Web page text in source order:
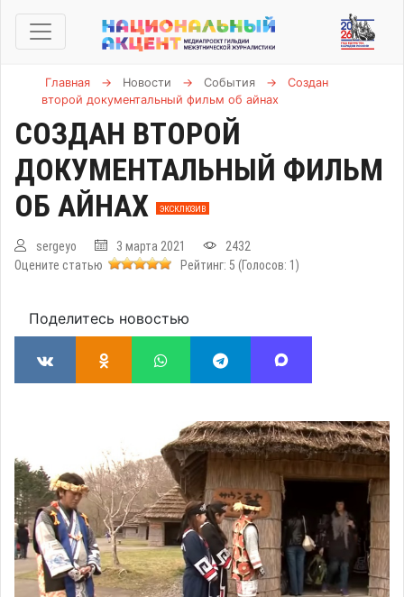
Главная → Новости → События →
Создан
второй документальный фильм об айнах
СОЗДАН ВТОРОЙ
ДОКУМЕНТАЛЬНЫЙ ФИЛЬМ
ОБ АЙНАХ
ЭКСКЛЮЗИВ
sergeyo 3 марта 2021
2432
Оцените статью
Рейтинг: 5 (Голосов: 1 )
Поделитесь новостью